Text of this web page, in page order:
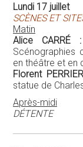
Lundi 17 juillet
SCÈNES ET
Matin
Alice CARRÉ :
Scénographies
en théâtre et en
Florent
statue de
Après-midi
DÉTENTE